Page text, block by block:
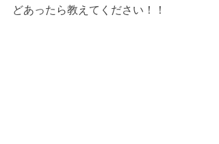
どあったら教えてください！！